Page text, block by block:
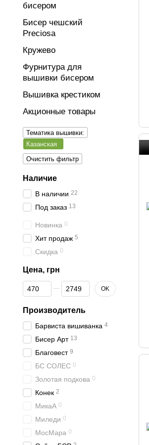
бисером
Бисер чешский
Preciosa
Кружево
Фурнитура для
вышивки бисером
Вышивка крестиком
Акционные товары
Тематика вышивки:
Казанская
Очистить фильтр
Наличие
В наличии 22
Под заказ 13
Новинка 0
Хит продаж 5
Скидка 0
Цена, грн
От Цена, грн
До Цена, грн OK
Производитель
Барвиста вишиванка 4
Бисер Арт 13
Благовест 9
БС СОЛЕС 0
Золотая подкова 0
Конек 2
МикаА 0
Миледи 0
МосМара 0